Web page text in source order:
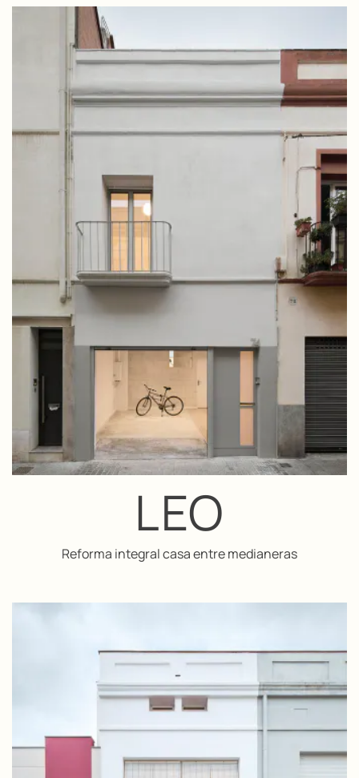
LEO
Reforma integral casa entre medianeras